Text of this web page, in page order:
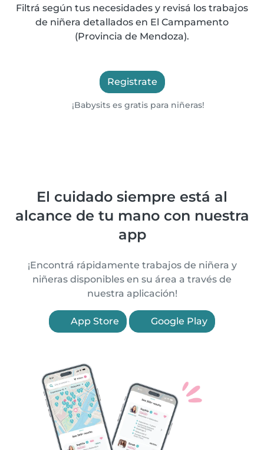
Filtrá según tus necesidades y revisá los trabajos
de niñera detallados en El Campamento
(Provincia de Mendoza).
Registrate
¡Babysits es gratis para niñeras!
El cuidado siempre está al
alcance de tu mano con nuestra
app
¡Encontrá rápidamente trabajos de niñera y
niñeras disponibles en su área a través de
nuestra aplicación!
App Store Google Play